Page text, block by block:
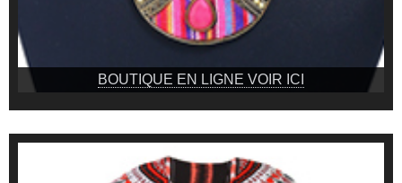
BOUTIQUE EN LIGNE VOIR ICI